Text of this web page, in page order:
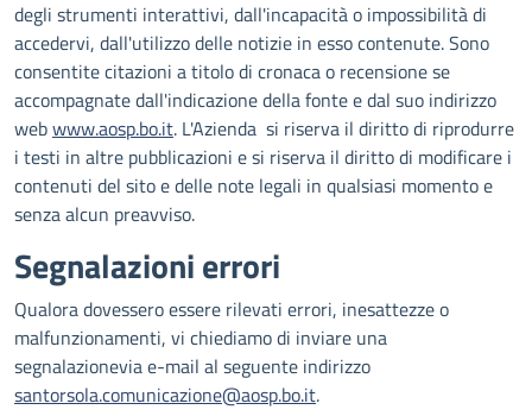
degli strumenti interattivi, dall'incapacità o impossibilità di
accedervi, dall'utilizzo delle notizie in esso contenute. Sono
consentite citazioni a titolo di cronaca o recensione se
accompagnate dall'indicazione della fonte e dal suo indirizzo
webwww.aosp.bo.it. L'Azienda si riserva il diritto di riprodurre
i testi in altre pubblicazioni e si riserva il diritto di modificare i
contenuti del sito e delle note legali in qualsiasi momento e
senza alcun preavviso.
Segnalazioni errori
Qualora dovessero essere rilevati errori, inesattezze o
malfunzionamenti, vi chiediamo di inviare una
segnalazionevia e-mail al seguente indirizzo
santorsola.comunicazione@aosp.bo.it.